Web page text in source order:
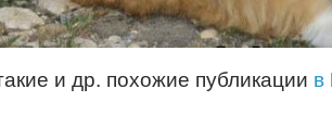
и др. похожие публикации в